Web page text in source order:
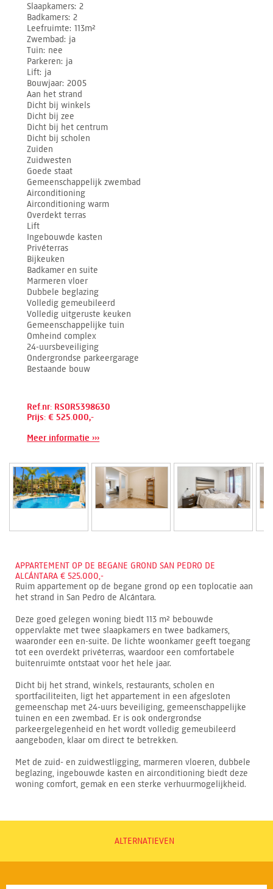
Slaapkamers 2
Badkamers 2
Leefruimte 113m²
Zwembad ja
Tuin nee
Parkeren ja
Lift ja
Bouwjaar 2005
Aan het strand
Dicht bij winkels
Dicht bij zee
Dicht bij het centrum
Dicht bij scholen
Zuiden
Zuidwesten
Goede staat
Gemeenschappelijk zwembad
Airconditioning
Airconditioning warm
Overdekt terras
Lift
Ingebouwde kasten
Privéterras
Bijkeuken
Badkamer en suite
Marmeren vloer
Dubbele beglazing
Volledig gemeubileerd
Volledig uitgeruste keuken
Gemeenschappelijke tuin
Omheind complex
24-uursbeveiliging
Ondergrondse parkeergarage
Bestaande bouw
Ref.nr: RSOR5398630
Prijs: € 525.000,-
Meer informatie ›››
APPARTEMENT OP DE BEGANE GROND SAN PEDRO DE
ALCÁNTARA € 525.000,-
Ruim appartement op de begane grond op een toplocatie aan
het strand in San Pedro de Alcántara.
Deze goed gelegen woning biedt 113 m² bebouwde
oppervlakte met twee slaapkamers en twee badkamers,
waaronder een en-suite. De lichte woonkamer geeft toegang
tot een overdekt privéterras, waardoor een comfortabele
buitenruimte ontstaat voor het hele jaar.
Dicht bij het strand, winkels, restaurants, scholen en
sportfaciliteiten, ligt het appartement in een afgesloten
gemeenschap met 24-uurs beveiliging, gemeenschappelijke
tuinen en een zwembad. Er is ook ondergrondse
parkeergelegenheid en het wordt volledig gemeubileerd
aangeboden, klaar om direct te betrekken.
Met de zuid- en zuidwestligging, marmeren vloeren, dubbele
beglazing, ingebouwde kasten en airconditioning biedt deze
woning comfort, gemak en een sterke verhuurmogelijkheid.
ALTERNATIEVEN